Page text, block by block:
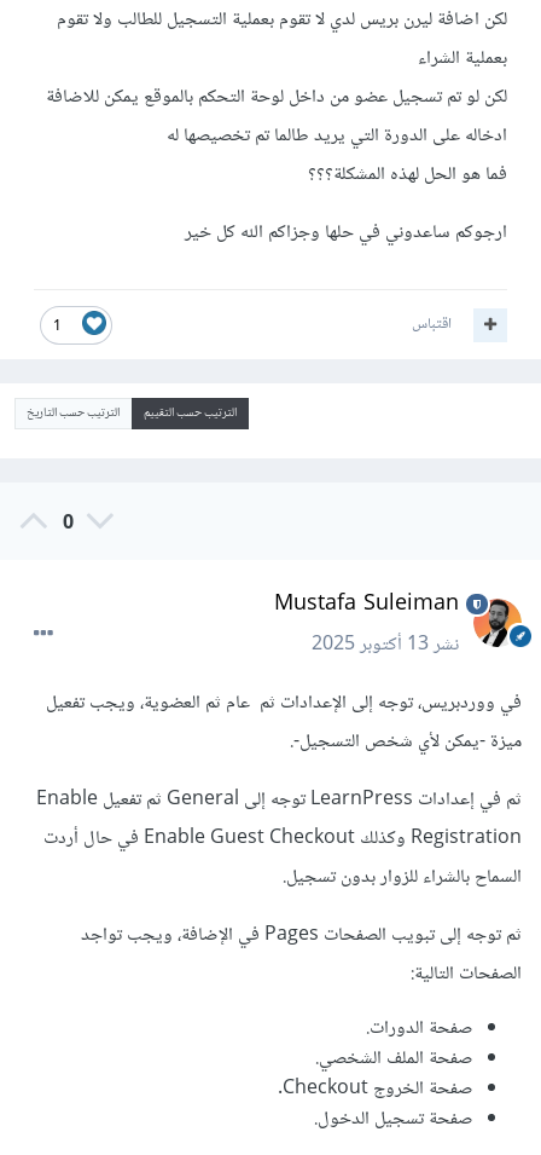
لكن اضافة ليرن بريس لدي لا تقوم بعملية التسجيل للطالب ولا تقوم
بعملية الشراء
لكن لو تم تسجيل عضو من داخل لوحة التحكم بالموقع يمكن للاضافة
ادخاله على الدورة التي يريد طالما تم تخصيصها له
فما هو الحل لهذه المشكلة؟؟؟
ارجوكم ساعدوني في حلها وجزاكم الله كل خير
1 اقتباس
الترتيب حسب التقييم الترتيب حسب التاريخ
0
Mustafa Suleiman
نشر13 أكتوبر 2025
في ووردبريس، توجه إلى الإعدادات ثم عام ثم العضوية، ويجب تفعيل
ميزة -يمكن لأي شخص التسجيل-.
ثم في إعدادات LearnPress توجه إلى General ثم تفعيل Enable
Registration وكذلك Enable Guest Checkout في حال أردت
السماح بالشراء للزوار بدون تسجيل.
ثم توجه إلى تبويب الصفحات Pages في الإضافة، ويجب تواجد
الصفحات التالية:
صفحة الدورات.
صفحة الملف الشخصي.
صفحة الخروج Checkout.
صفحة تسجيل الدخول.